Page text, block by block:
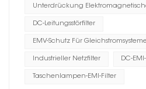
Unterdrückung
DC-Leitungsstörfilter
EMV-Schutz Für
Industrieller Netzfilter DC-
Taschenlampen-EMI-Filter